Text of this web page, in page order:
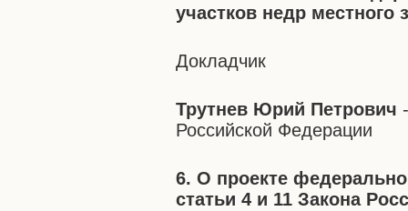
участков недр местного
Докладчик
Трутнев Юрий Петрович
Российской Федерации
6. О проекте
статьи 4 и 11 Закона